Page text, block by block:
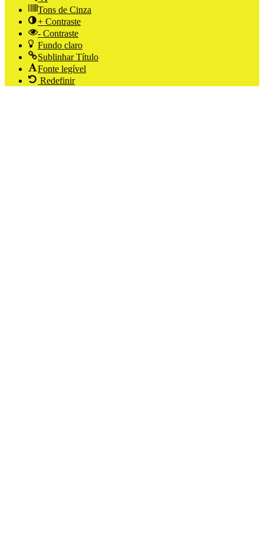
Tons de Cinza
+ Contraste
- Contraste
Fundo claro
Sublinhar Título
Fonte legível
Redefinir